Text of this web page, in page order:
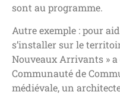
sont au programme.
Autre exemple : pour
s’installer sur le
Nouveaux Arrivants » a
Communauté de
médiévale, un